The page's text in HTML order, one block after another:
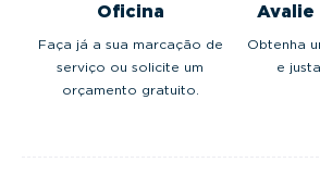
Oficina
Faça já a sua marcação de
serviço ou solicite um
orçamento gratuito.
Avalie
Obtenha
e